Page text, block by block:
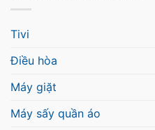
Tivi
Điều hòa
Máy giặt
Máy sấy quần áo